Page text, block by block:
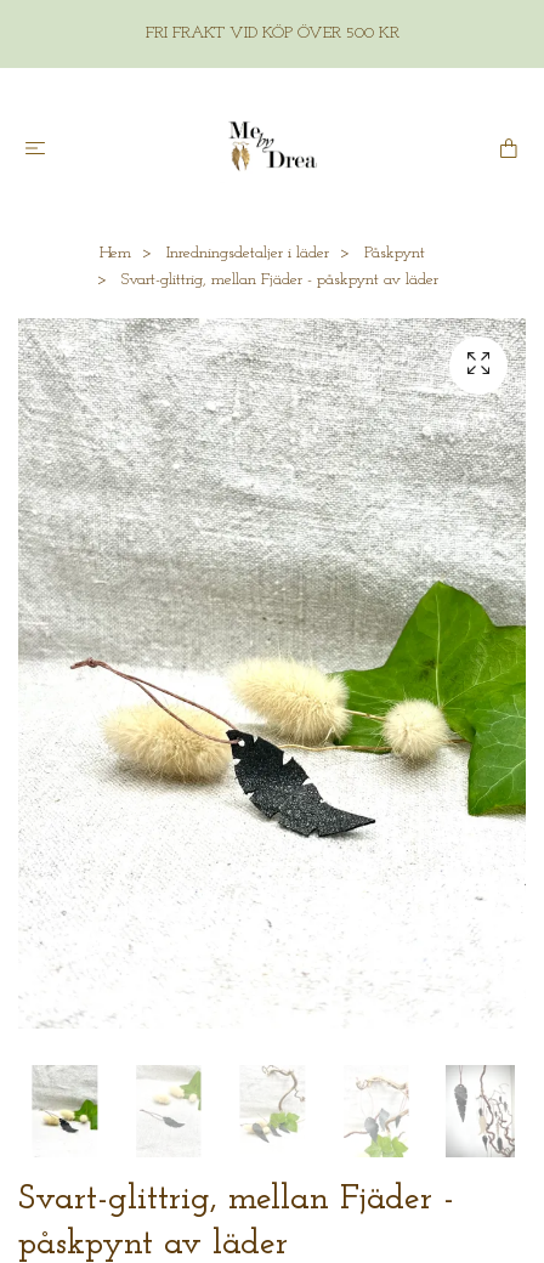
FRI FRAKT VID KÖP ÖVER 500 KR
Hem Inredningsdetaljer i läder
Påskpynt
Svart-glittrig, mellan Fjäder - påskpynt av läder
Svart-glittrig, mellan Fjäder -
påskpynt av läder